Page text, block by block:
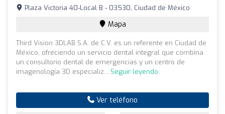
Plaza Victoria 40-Local B - 03530, Ciudad de México
Mapa
Third Vision 3DLAB S.A. de C.V. es un referente en Ciudad de
México, ofreciendo un servicio dental integral que combina
un consultorio dental de emergencias y un centro de
imagenología 3D especializ... Seguir leyendo
Ver teléfono